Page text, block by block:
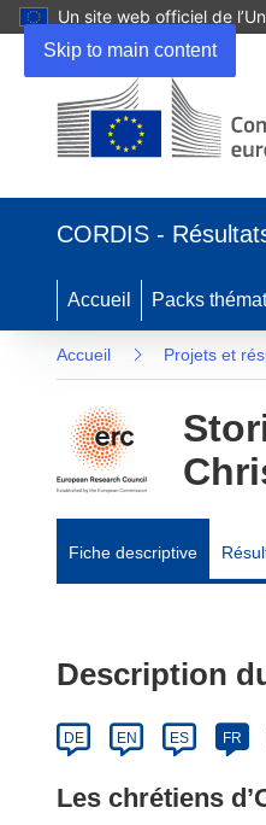
Skip to main content
Un site web officiel de
CORDIS -
Accueil Packs
Accueil Projets et
Fiche descriptive
Description
DE EN ES FR
Les chrétiens